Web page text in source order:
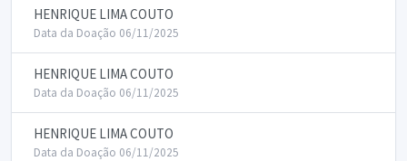
HENRIQUE LIMA COUTO
Data da Doação 06/11/2025
HENRIQUE LIMA COUTO
Data da Doação 06/11/2025
HENRIQUE LIMA COUTO
Data da Doação 06/11/2025